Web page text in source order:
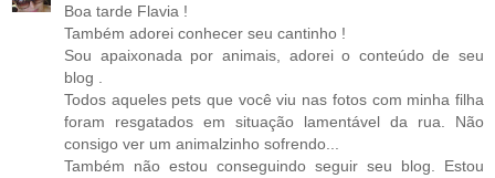
Boa tarde Flavia !
Também adorei conhecer seu cantinho !
Sou apaixonada por animais, adorei o conteúdo de seu
blog .
Todos aqueles pets que você viu nas fotos com minha filha
foram resgatados em situação lamentável da rua. Não
consigo ver um animalzinho sofrendo...
Também não estou conseguindo seguir seu blog. Estou